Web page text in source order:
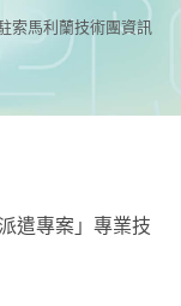
索馬利蘭技術團資訊
遣專案」專業技